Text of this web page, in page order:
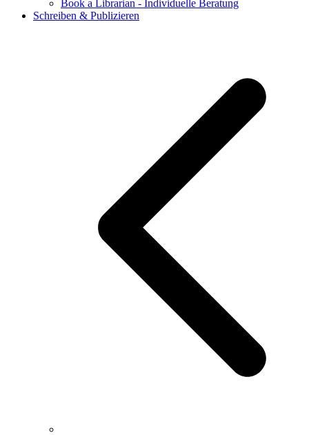
Book a Librarian - Individuelle Beratung
Schreiben & Publizieren